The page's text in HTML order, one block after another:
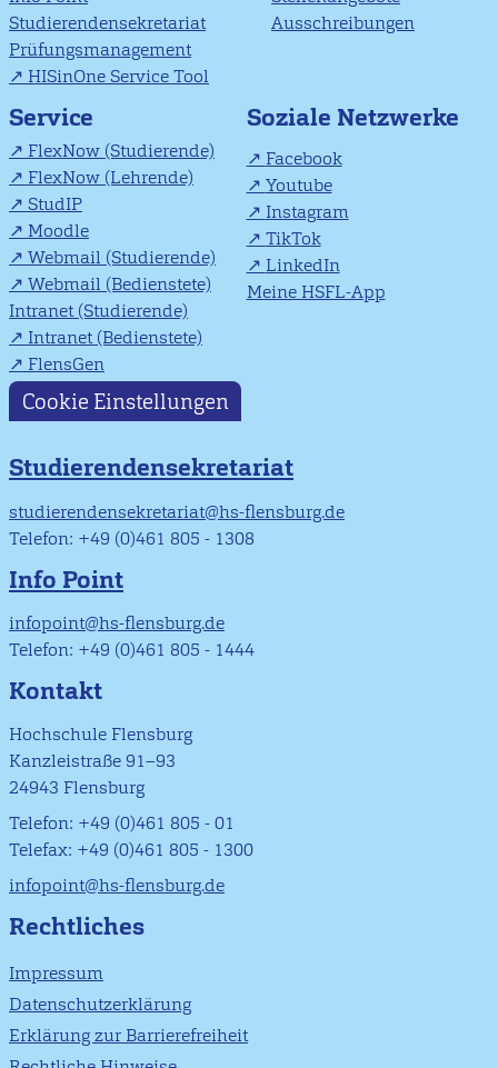
Studierendensekretariat
Prüfungsmanagement
HISinOne Service Tool
Ausschreibungen
Service
FlexNow (Studierende)
FlexNow (Lehrende)
StudIP
Moodle
Webmail (Studierende)
Webmail (Bedienstete)
Intranet (Studierende)
Intranet (Bedienstete)
FlensGen
Soziale Netzwerke
Facebook
Youtube
Instagram
TikTok
LinkedIn
Meine HSFL-App
Cookie Einstellungen
Studierendensekretariat
studierendensekretariat@hs-flensburg.de
Telefon: +49 (0)461 805 - 1308
Info Point
infopoint@hs-flensburg.de
Telefon: +49 (0)461 805 - 1444
Kontakt
Hochschule Flensburg
Kanzleistraße 91–93
24943 Flensburg
Telefon: +49 (0)461 805 - 01
Telefax: +49 (0)461 805 - 1300
infopoint@hs-flensburg.de
Rechtliches
Impressum
Datenschutzerklärung
Erklärung zur Barrierefreiheit